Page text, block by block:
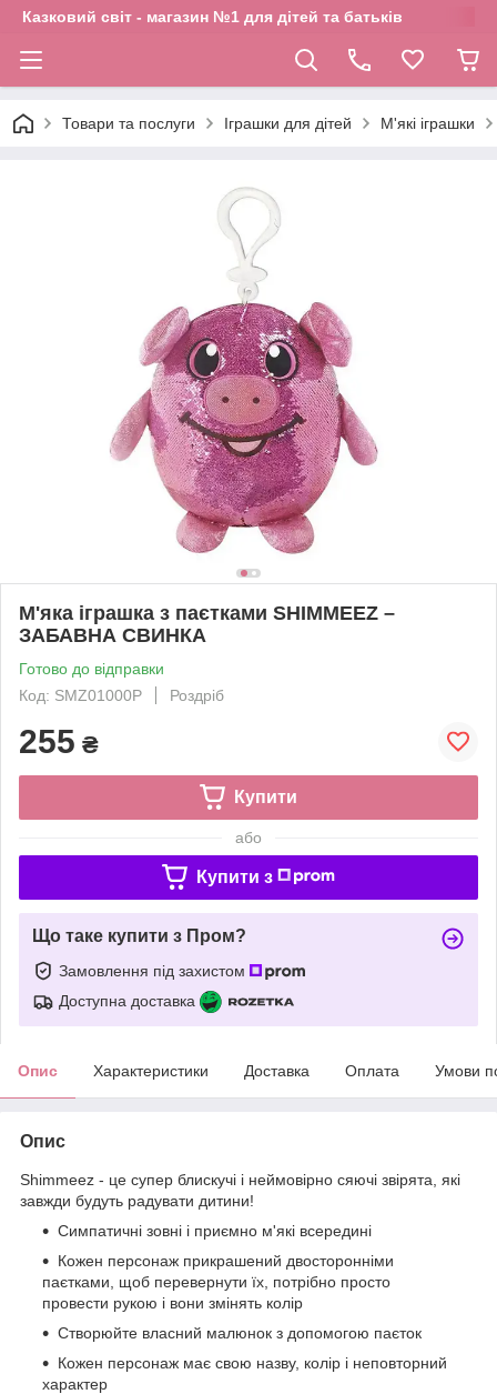
Казковий світ - магазин №1 для дітей та батьків
Товари та послуги Іграшки для дітей М'які іграшки
М'яка іграшка з паєтками SHIMMEEZ –
ЗАБАВНА СВИНКА
Готово до відправки
Код: SMZ01000P
Роздріб
255 ₴
Купити
або
Купити з
Що таке купити з Пром?
Замовлення під захистом
Доступна доставка
Опис Характеристики Доставка Оплата Умови
Опис
Shimmeez - це супер блискучі і неймовірно сяючі звірята, які
завжди будуть радувати дитини!
Симпатичні зовні і приємно м'які всередині
Кожен персонаж прикрашений двосторонніми
паєтками, щоб перевернути їх, потрібно просто
провести рукою і вони змінять колір
Створюйте власний малюнок з допомогою паєток
Кожен персонаж має свою назву, колір і неповторний
характер